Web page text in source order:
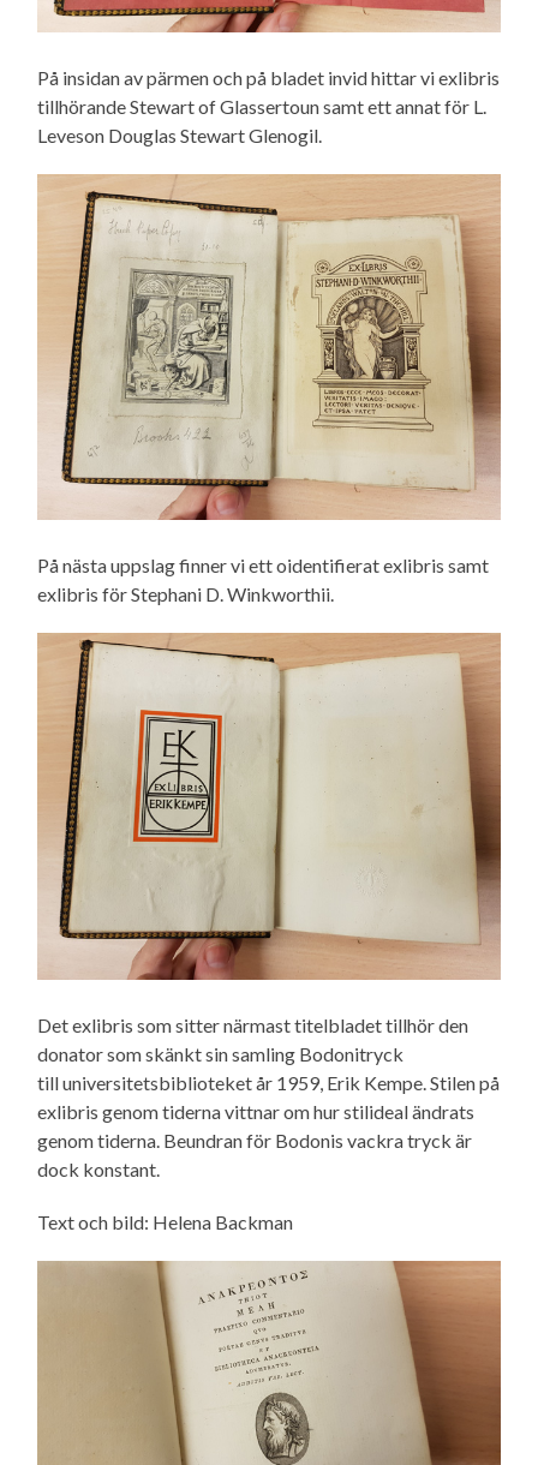
På insidan av pärmen och på bladet invid hittar vi exlibris
tillhörande Stewart of Glassertoun samt ett annat för L.
Leveson Douglas Stewart Glenogil.
På nästa uppslag finner vi ett oidentifierat exlibris samt
exlibris för Stephani D. Winkworthii.
Det exlibris som sitter närmast titelbladet tillhör den
donator som skänkt sin samling Bodonitryck
till universitetsbiblioteket år 1959, Erik Kempe. Stilen på
exlibris genom tiderna vittnar om hur stilideal ändrats
genom tiderna. Beundran för Bodonis vackra tryck är
dock konstant.
Text och bild: Helena Backman